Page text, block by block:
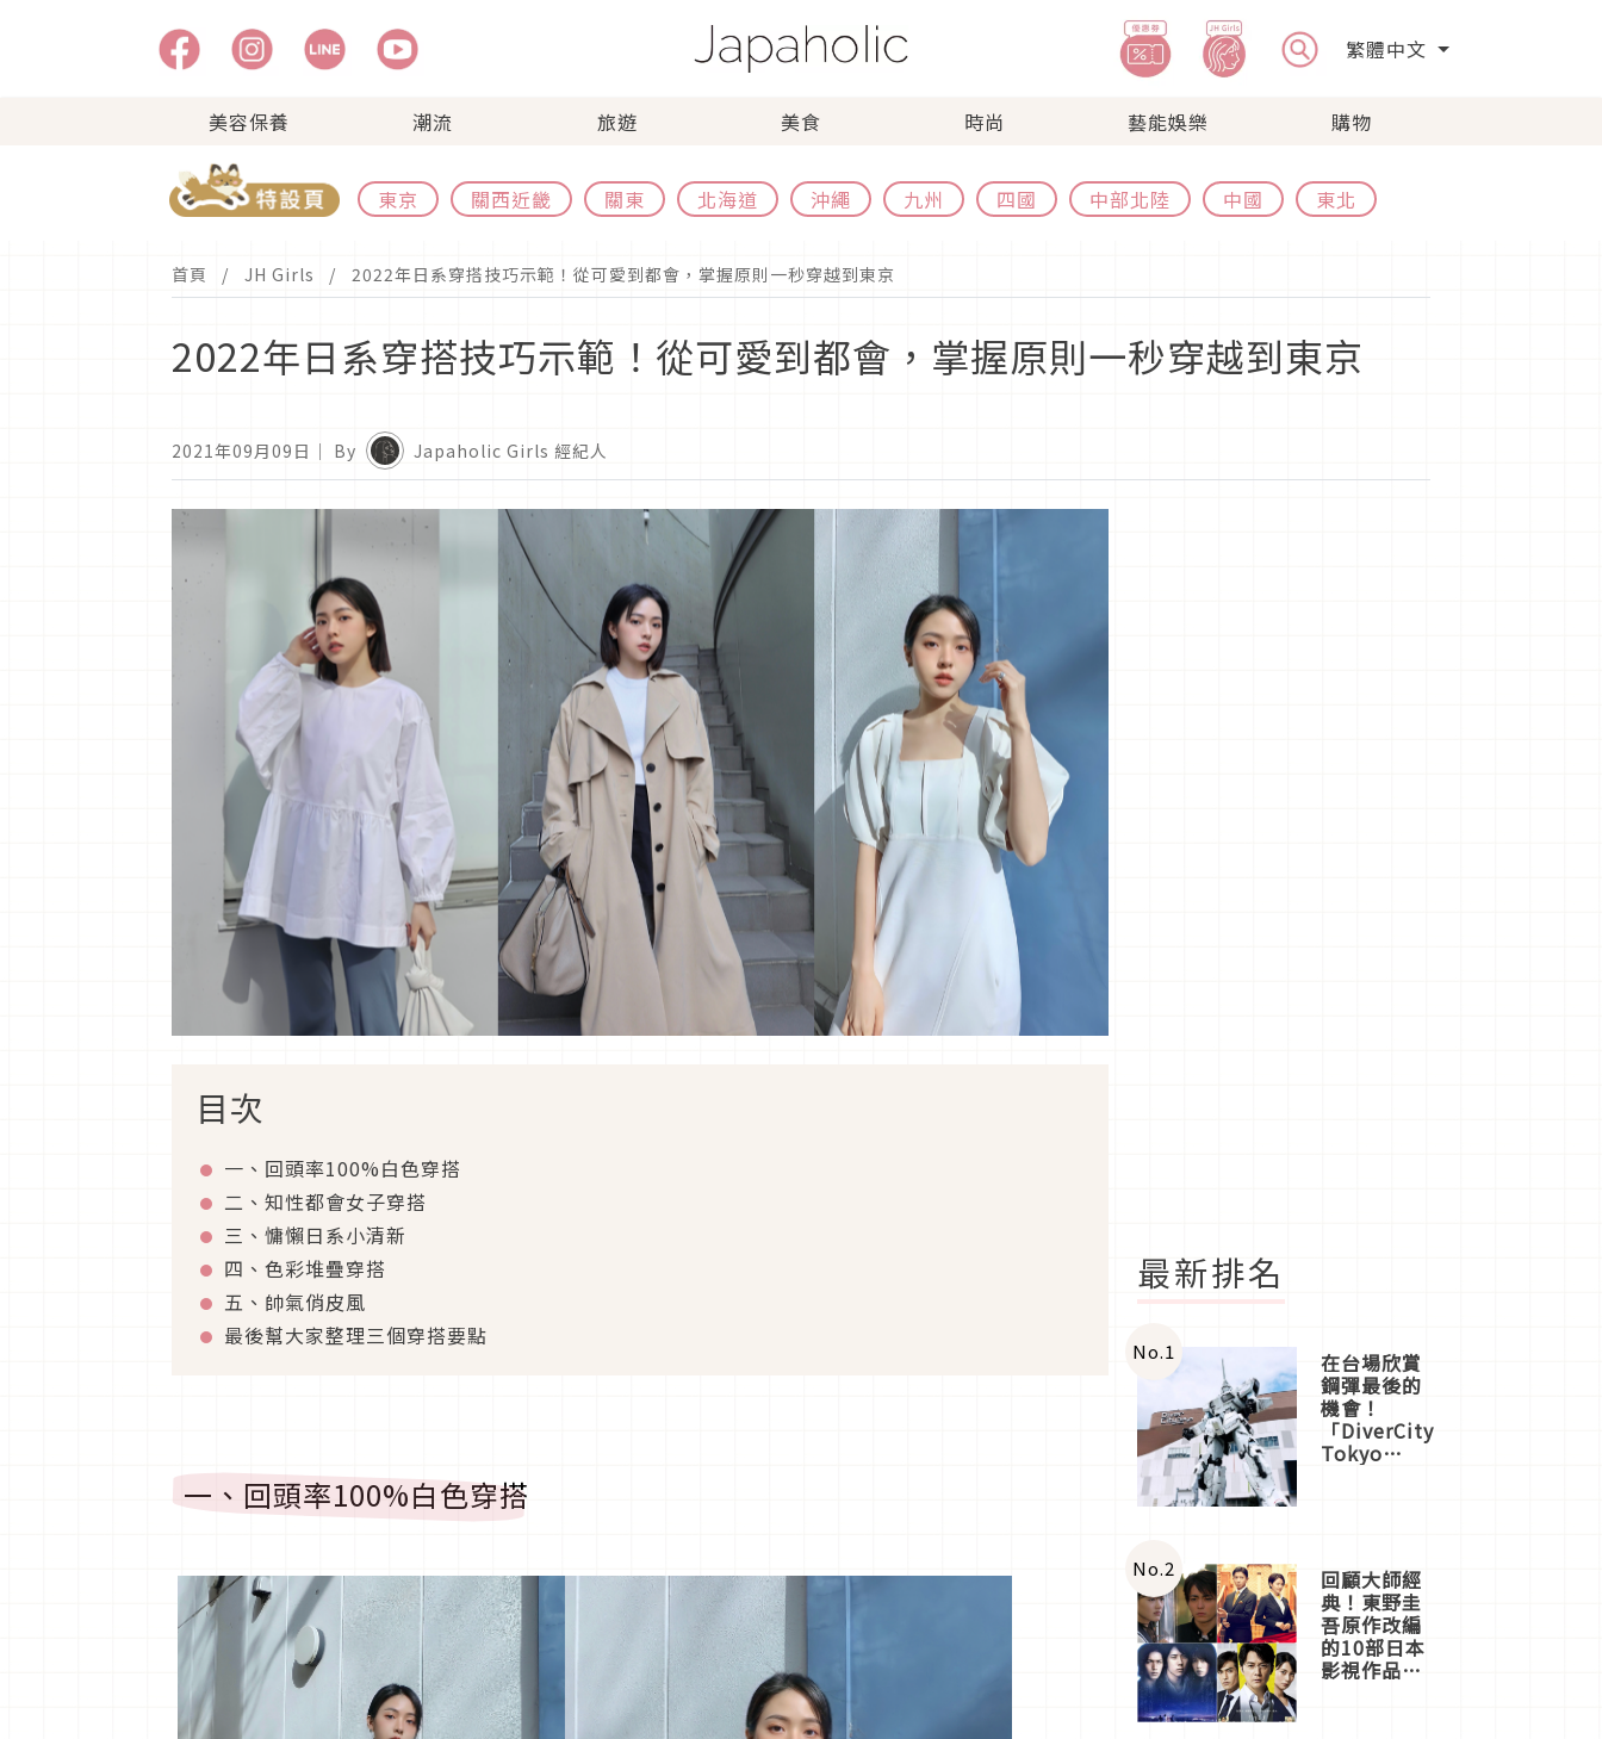
繁體中文
美容保養 潮流 旅遊 美食 時尚 藝能娛樂 購物
東京 關西近畿 關東 北海道 沖繩 九州 四國 中部北陸 中國 東北
首頁 JH Girls 2022年日系穿搭技巧示範！從可愛到都會，掌握原則一秒穿越到東京
2022年日系穿搭技巧示範！從可愛到都會，掌握原則一秒穿越到東京
2021年09月09日 ｜ By Japaholic Girls 經紀人
目次
一、回頭率100%白色穿搭
二、知性都會女子穿搭
三、慵懶日系小清新
四、色彩堆疊穿搭
五、帥氣俏皮風
最後幫大家整理三個穿搭要點
一、回頭率100%白色穿搭
最新排名
No.1 在台場欣賞
鋼彈最後的
機會！
「DiverCity
Tokyo
體驗
No.2 回顧大師經
典！東野圭
吾原作改編
的10部日本
影視作品推